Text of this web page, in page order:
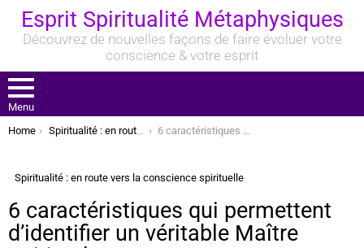
Esprit Spiritualité Métaphysiques
Découvrez de nouvelles façons de faire évoluer votre
conscience & votre esprit
Menu
You are here:
Home Spiritualité : en route vers la conscience spirituelle 6 caractéristiques qui permettent d’identifier un véritable Maître Spirituel
Spiritualité : en route vers la conscience spirituelle
6 caractéristiques qui permettent
d’identifier un véritable Maître